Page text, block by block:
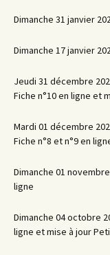
Dimanche 31 janvier
Dimanche 17 janvier
Jeudi 31 décembre
Fiche n°10 en ligne et
Mardi 01 décembre
Fiche n°8 et n°9 en
Dimanche 01
ligne
Dimanche 04 octobre
ligne et mise à jour